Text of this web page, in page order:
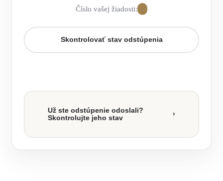
Číslo vašej žiadosti:
Skontrolovať stav odstúpenia
Už ste odstúpenie odoslali?
Skontrolujte jeho stav
›